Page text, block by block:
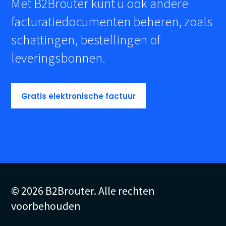
facturatiedocumenten beheren, zoals
schattingen, bestellingen of
leveringsbonnen.
Gratis elektronische factuur
© 2026 B2Brouter. Alle rechten
voorbehouden